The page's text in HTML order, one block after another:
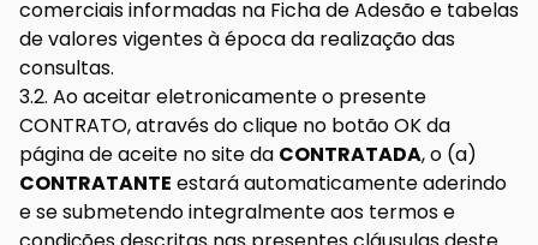
comerciais informadas na Ficha de Adesão e tabelas
de valores vigentes à época da realização das
consultas.
3.2. Ao aceitar eletronicamente o presente
CONTRATO, através do clique no botão OK da
página de aceite no site da CONTRATADA, o (a)
CONTRATANTE estará automaticamente aderindo
e se submetendo integralmente aos termos e